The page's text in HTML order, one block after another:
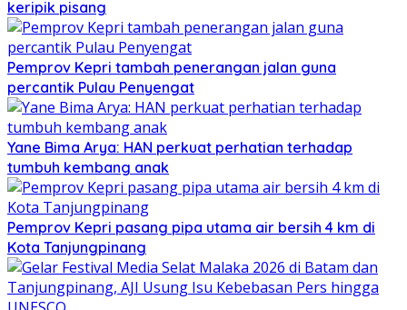
keripik pisang
Pemprov Kepri tambah penerangan jalan guna
percantik Pulau Penyengat
Yane Bima Arya: HAN perkuat perhatian terhadap
tumbuh kembang anak
Pemprov Kepri pasang pipa utama air bersih 4 km di
Kota Tanjungpinang